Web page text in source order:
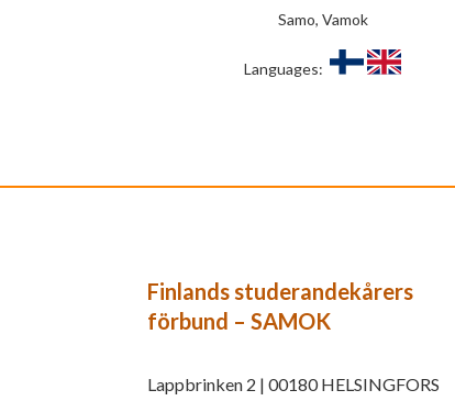
Samo, Vamok
Languages:
Finlands studerandekårers
förbund – SAMOK
Lappbrinken 2 | 00180 HELSINGFORS